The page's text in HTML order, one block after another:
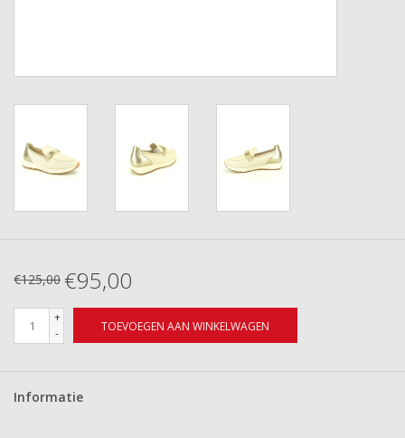
€125,00 €95,00
+
-
TOEVOEGEN AAN WINKELWAGEN
Informatie